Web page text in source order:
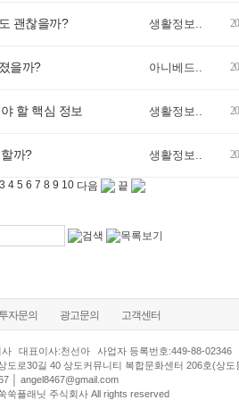
괜찮을까? 생활정보..
을까? 아니베드..
할 핵심 정보 생활정보..
까? 생활정보..
3 4 5 6 7 8 9 10 다음 끝
투자문의 광고문의 고객센터
사 대표이사:천선아 사업자 등록번호:449-88-02346
도로30길 40 상도커뮤니티 복합문화센터 206호(상
│ angel8467@gmail.com
쑥플래닛 주식회사 All rights reserved